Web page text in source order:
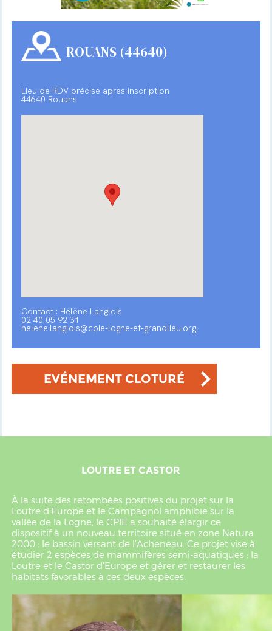
ROUANS (44640)
Lieu de RDV précisé après inscription
44640 Rouans
Contact : Hélène Langlois
02 40 05 92 31
helene.langlois@cpie-logne-et-grandlieu.org
EVÉNEMENT CLOTURÉ
LOUTRE ET CASTOR
À la suite des retombées positives du projet sur la
Loutre d’Europe et le Campagnol amphibie sur la
vallée de la Logne, le CPIE a souhaité élargir ce
dispositif à un nouveau territoire situé en zone Natura
2000 : le bassin versant de l’Acheneau. Ce projet vise à
étudier 2 espèces de mammifères semi-aquatiques : la
Loutre et le Castor d’Europe et gérer et restaurer les
habitats favorables à ces deux espèces.